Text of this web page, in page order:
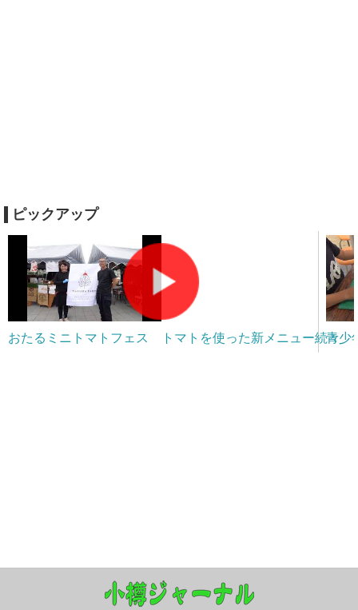
ピックアップ
おたるミニトマトフェス トマトを使った新メニュー続々青少